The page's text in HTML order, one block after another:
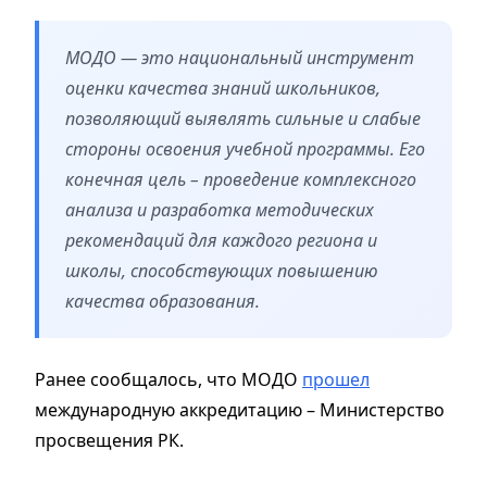
МОДО — это национальный инструмент
оценки качества знаний школьников,
позволяющий выявлять сильные и слабые
стороны освоения учебной программы. Его
конечная цель – проведение комплексного
анализа и разработка методических
рекомендаций для каждого региона и
школы, способствующих повышению
качества образования.
Ранее сообщалось, что МОДО прошел
международную аккредитацию – Министерство
просвещения РК.